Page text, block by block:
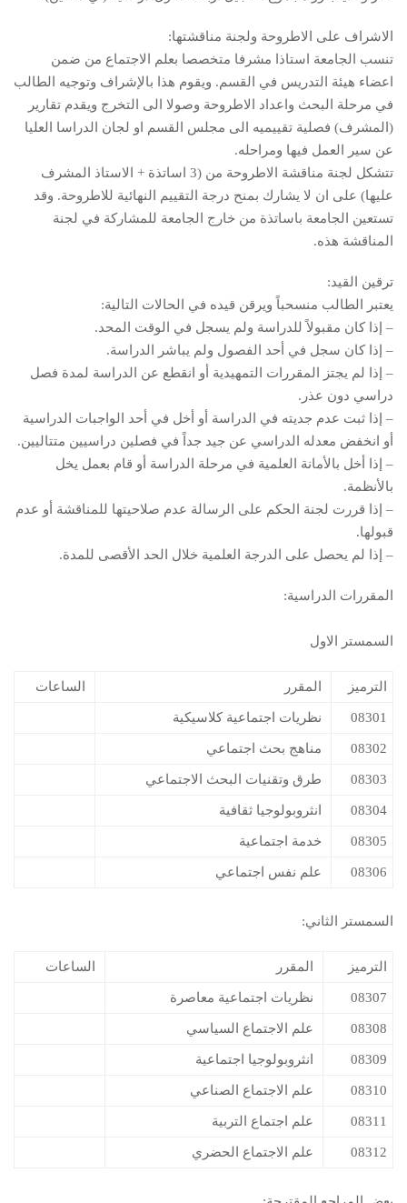
الاشراف على الاطروحة ولجنة مناقشتها:
تنسب الجامعة استاذا مشرفا متخصصا بعلم الاجتماع من ضمن
اعضاء هيئة التدريس في القسم. ويقوم هذا بالإشراف وتوجيه الطالب
في مرحلة البحث واعداد الاطروحة وصولا الى التخرج ويقدم تقارير
(المشرف) فصلية تقييميه الى مجلس القسم او لجان الدراسا العليا
عن سير العمل فيها ومراحله.
تتشكل لجنة مناقشة الاطروحة من (3 اساتذة + الاستاذ المشرف
عليها) على ان لا يشارك بمنح درجة التقييم النهائية للاطروحة. وقد
تستعين الجامعة باساتذة من خارج الجامعة للمشاركة في لجنة
المناقشة هذه.
ترقين القيد:
يعتبر الطالب منسحباً ويرقن قيده في الحالات التالية:
– إذا كان مقبولاً للدراسة ولم يسجل في الوقت المحد.
– إذا كان سجل في أحد الفصول ولم يباشر الدراسة.
– إذا لم يجتز المقررات التمهيدية أو انقطع عن الدراسة لمدة فصل
دراسي دون عذر.
– إذا ثبت عدم جديته في الدراسة أو أخل في أحد الواجبات الدراسية
أو انخفض معدله الدراسي عن جيد جداً في فصلين دراسيين متتاليين.
– إذا أخل بالأمانة العلمية في مرحلة الدراسة أو قام بعمل يخل
بالأنظمة.
– إذا قررت لجنة الحكم على الرسالة عدم صلاحيتها للمناقشة أو عدم
قبولها.
– إذا لم يحصل على الدرجة العلمية خلال الحد الأقصى للمدة.
المقررات الدراسية:
السمستر الاول
الترميز المقرر الساعات
08301 نظريات اجتماعية كلاسيكية
08302 مناهج بحث اجتماعي
08303 طرق وتقنيات البحث الاجتماعي
08304 انثروبولوجيا ثقافية
08305 خدمة اجتماعية
08306 علم نفس اجتماعي
السمستر الثاني:
الترميز المقرر الساعات
08307 نظريات اجتماعية معاصرة
08308 علم الاجتماع السياسي
08309 انثروبولوجيا اجتماعية
08310 علم الاجتماع الصناعي
08311 علم اجتماع التربية
08312 علم الاجتماع الحضري